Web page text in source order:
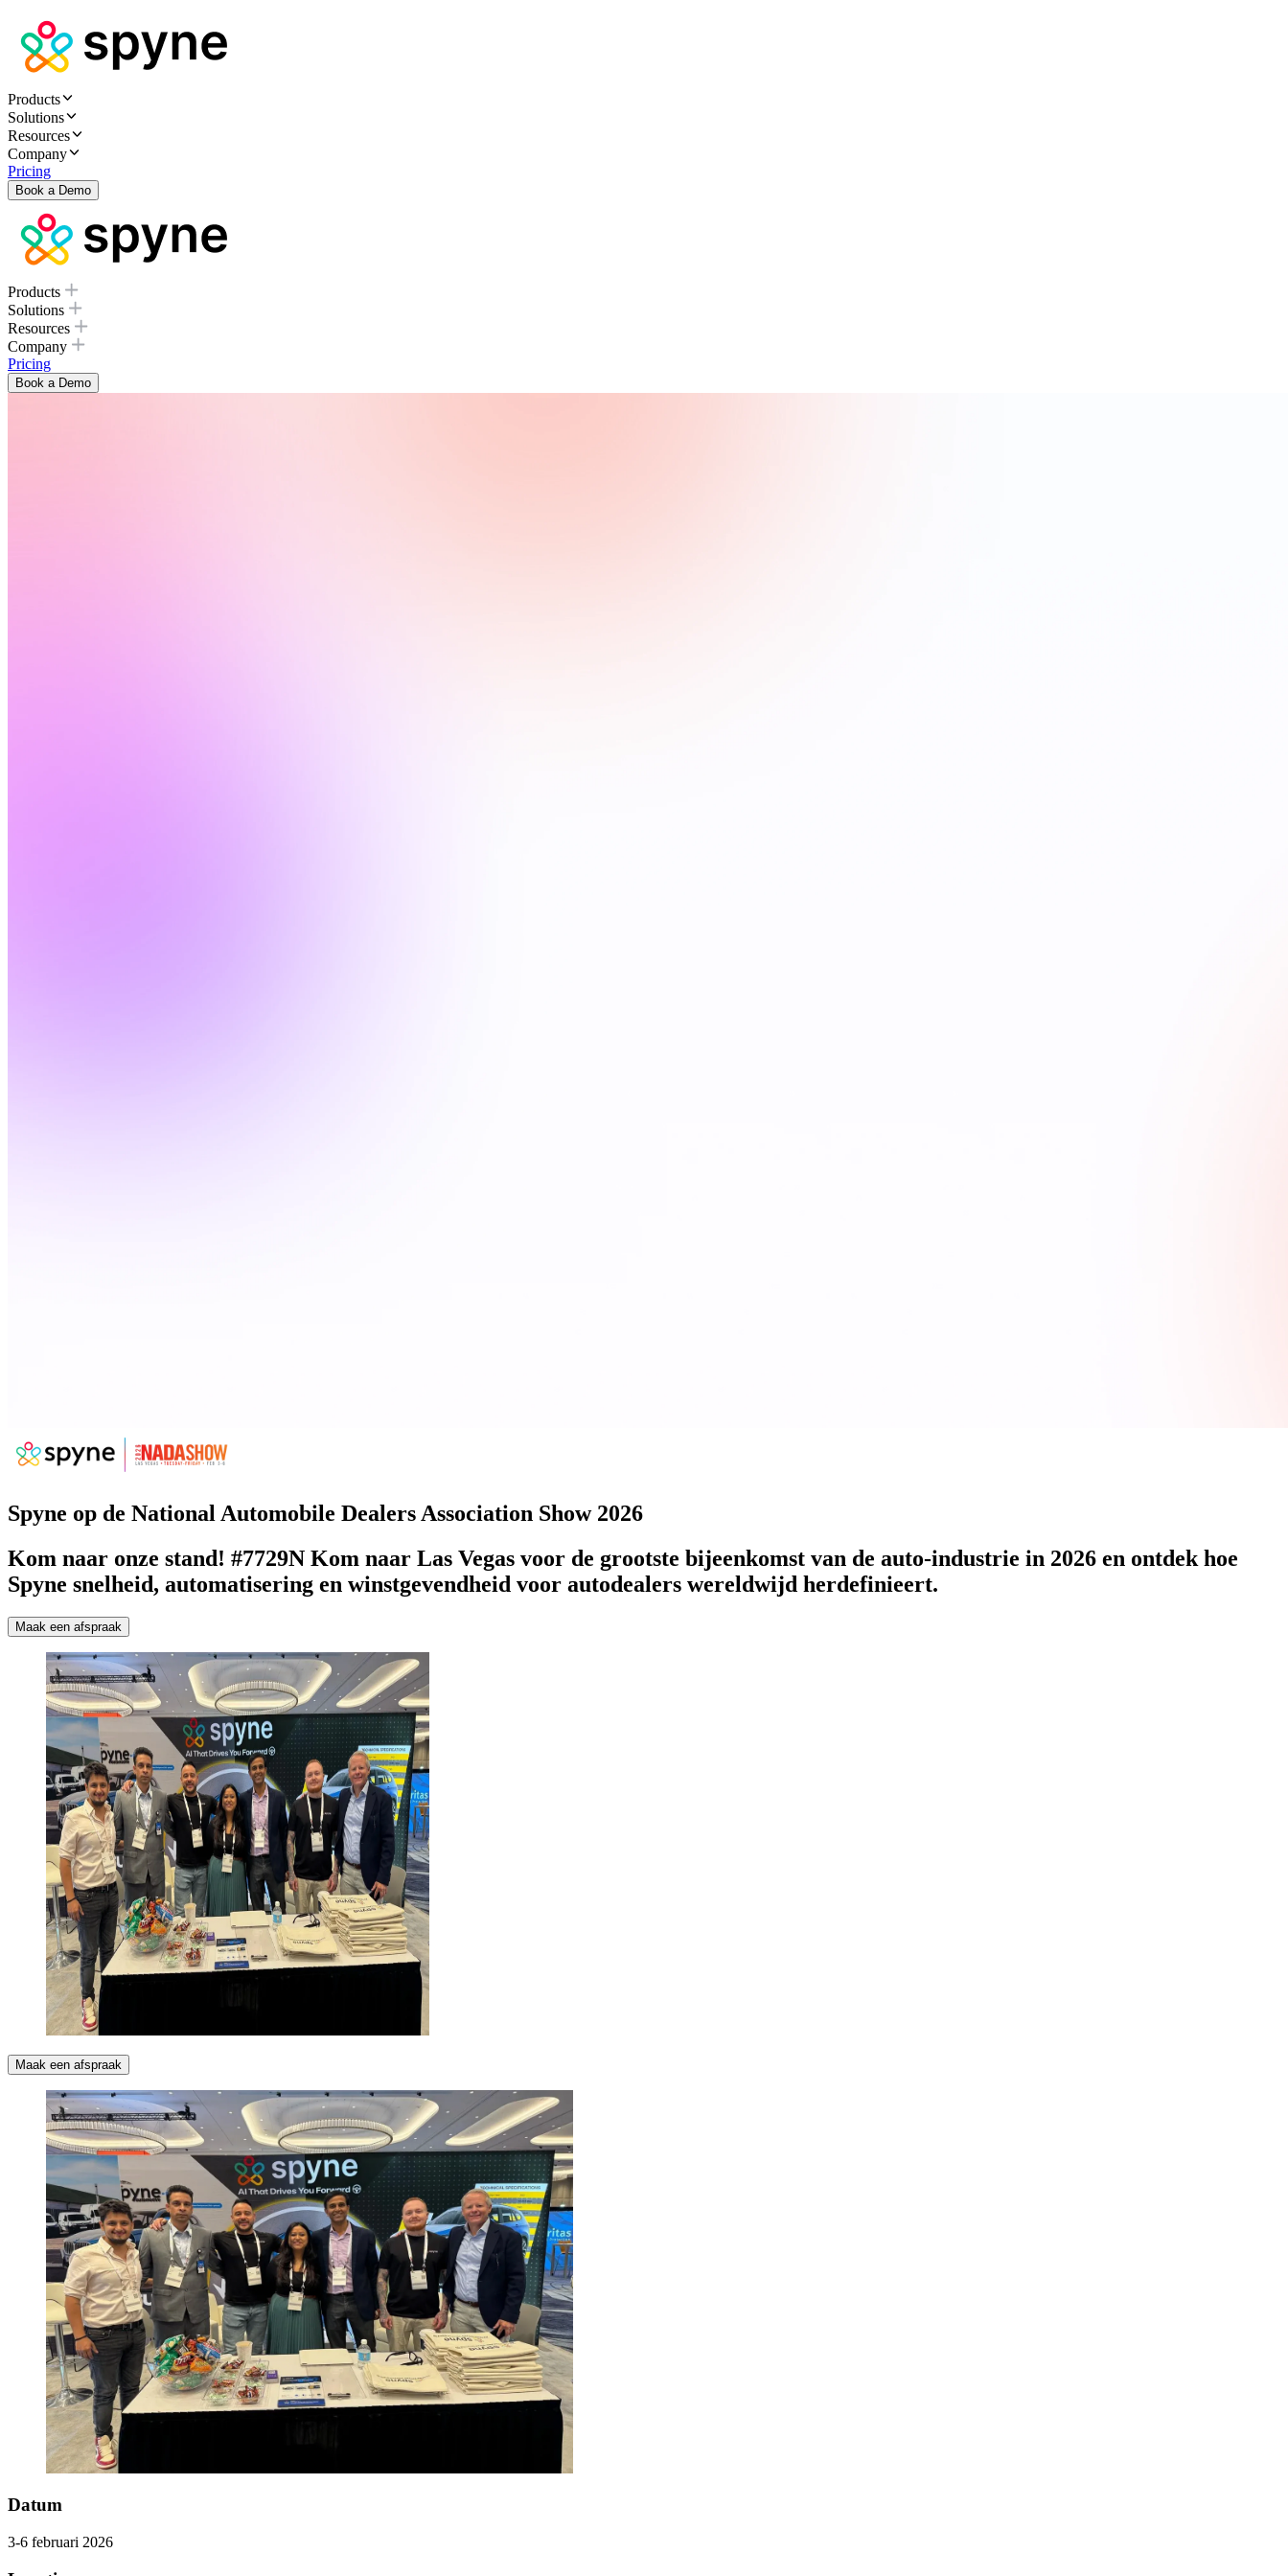
Products
Solutions
Resources
Company
Pricing
Book a Demo
Products
Solutions
Resources
Company
Pricing
Book a Demo
Spyne op de National Automobile Dealers Association Show 2026
Kom naar onze stand! #7729N Kom naar Las Vegas voor de grootste bijeenkomst van de auto-industrie in 2026 en ontdek hoe
Spyne snelheid, automatisering en winstgevendheid voor autodealers wereldwijd herdefinieert.
Maak een afspraak
Maak een afspraak
Datum
3-6 februari 2026